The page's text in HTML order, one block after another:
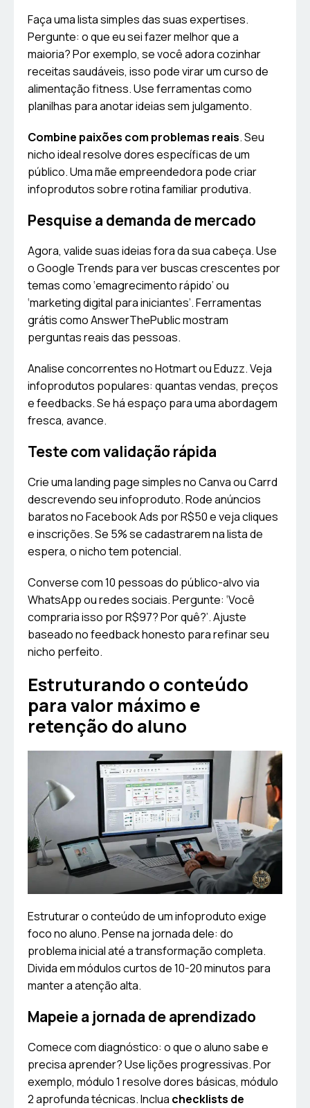
Faça uma lista simples das suas expertises.
Pergunte: o que eu sei fazer melhor que a
maioria? Por exemplo, se você adora cozinhar
receitas saudáveis, isso pode virar um curso de
alimentação fitness. Use ferramentas como
planilhas para anotar ideias sem julgamento.
Combine paixões com problemas reais. Seu
nicho ideal resolve dores específicas de um
público. Uma mãe empreendedora pode criar
infoprodutos sobre rotina familiar produtiva.
Pesquise a demanda de mercado
Agora, valide suas ideias fora da sua cabeça. Use
o Google Trends para ver buscas crescentes por
temas como ‘emagrecimento rápido’ ou
‘marketing digital para iniciantes’. Ferramentas
grátis como AnswerThePublic mostram
perguntas reais das pessoas.
Analise concorrentes no Hotmart ou Eduzz. Veja
infoprodutos populares: quantas vendas, preços
e feedbacks. Se há espaço para uma abordagem
fresca, avance.
Teste com validação rápida
Crie uma landing page simples no Canva ou Carrd
descrevendo seu infoproduto. Rode anúncios
baratos no Facebook Ads por R$50 e veja cliques
e inscrições. Se 5% se cadastrarem na lista de
espera, o nicho tem potencial.
Converse com 10 pessoas do público-alvo via
WhatsApp ou redes sociais. Pergunte: ‘Você
compraria isso por R$97? Por quê?’. Ajuste
baseado no feedback honesto para refinar seu
nicho perfeito.
Estruturando o conteúdo
para valor máximo e
retenção do aluno
Estruturar o conteúdo de um infoproduto exige
foco no aluno. Pense na jornada dele: do
problema inicial até a transformação completa.
Divida em módulos curtos de 10-20 minutos para
manter a atenção alta.
Mapeie a jornada de aprendizado
Comece com diagnóstico: o que o aluno sabe e
precisa aprender? Use lições progressivas. Por
exemplo, módulo 1 resolve dores básicas, módulo
2 aprofunda técnicas. Inclua checklists de